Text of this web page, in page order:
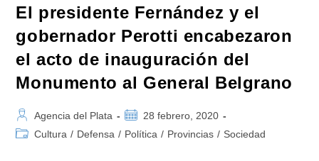
El presidente Fernández y el
gobernador Perotti encabezaron
el acto de inauguración del
Monumento al General Belgrano
Autor
de
Agencia del Plata
Publicación
de
28 febrero, 2020
Categoría
Cultura / Defensa / Política / Provincias / Sociedad